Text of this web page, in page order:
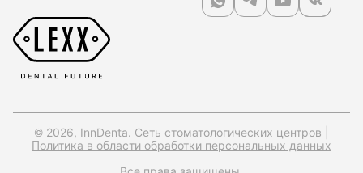
© 2026, InnDenta. Сеть стоматологических центров |
Политика в области обработки персональных данных